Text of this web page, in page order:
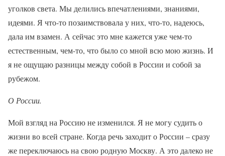
уголков света. Мы делились впечатлениями, знаниями,
идеями. Я что-то позаимствовала у них, что-то, надеюсь,
дала им взамен. А сейчас это мне кажется уже чем-то
естественным, чем-то, что было со мной всю мою жизнь. И
я не ощущаю разницы между собой в России и собой за
рубежом.
О России.
Мой взгляд на Россию не изменился. Я не могу судить о
жизни во всей стране. Когда речь заходит о России – сразу
же переключаюсь на свою родную Москву. А это далеко не